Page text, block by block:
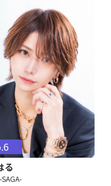
る